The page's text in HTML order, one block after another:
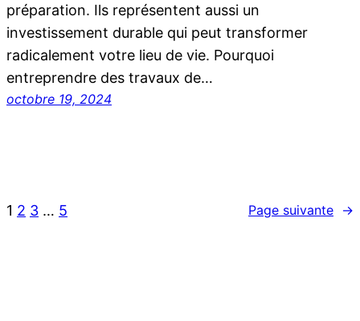
préparation. Ils représentent aussi un
investissement durable qui peut transformer
radicalement votre lieu de vie. Pourquoi
entreprendre des travaux de…
octobre 19, 2024
1 2 3 … 5 Page suivante →